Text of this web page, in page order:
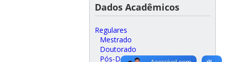
Dados Acadêmicos
Regulares
Mestrado
Doutorado
Pós-Doutorado